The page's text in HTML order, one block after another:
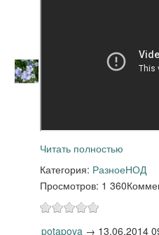
Читать полностью
Категория: РазноеНОД
Просмотров: 1 360
potapova → 13.06.2014